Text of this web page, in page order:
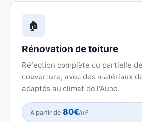
🏠
Rénovation de toiture
Réfection complète ou partielle
couverture, avec des matériaux
adaptés au climat de l'Aube.
À partir de 80€/m²